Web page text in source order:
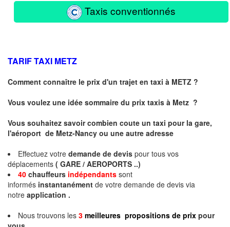
Taxis conventionnés
TARIF TAXI METZ
Comment connaître le prix d'un trajet en taxi à METZ ?
Vous voulez une idée sommaire du prix taxis à Metz ?
Vous souhaitez savoir combien coute un taxi pour la gare,
l'aéroport de Metz-Nancy ou une autre adresse
Effectuez votre demande de devis pour tous vos
déplacements ( GARE / AEROPORTS ..)
40 chauffeurs indépendants sont
informés instantanément de votre demande de devis via
notre application .
Nous trouvons les 3 meilleures propositions de prix pour